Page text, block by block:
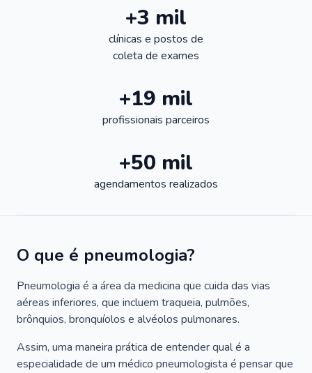
+3 mil
clínicas e postos de
coleta de exames
+19 mil
profissionais parceiros
+50 mil
agendamentos realizados
O que é pneumologia?
Pneumologia é a área da medicina que cuida das vias
aéreas inferiores, que incluem traqueia, pulmões,
brônquios, bronquíolos e alvéolos pulmonares.
Assim, uma maneira prática de entender qual é a
especialidade de um médico pneumologista é pensar que